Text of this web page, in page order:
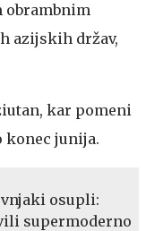
obrambnim
azijskih držav,
kar pomeni
konec junija.
osupli:
supermoderno